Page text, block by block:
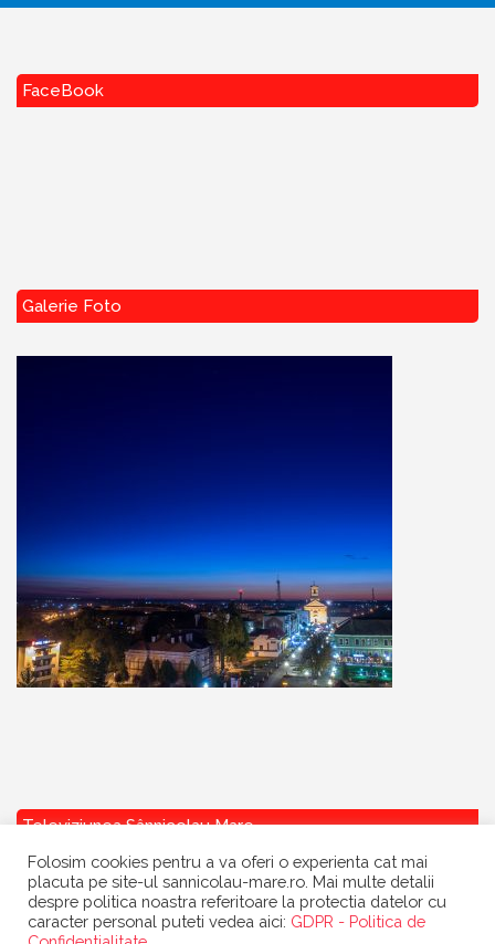
FaceBook
Galerie Foto
Televiziunea Sânnicolau Mare
Folosim cookies pentru a va oferi o experienta cat mai
placuta pe site-ul sannicolau-mare.ro. Mai multe detalii
despre politica noastra referitoare la protectia datelor cu
caracter personal puteti vedea aici: GDPR - Politica de